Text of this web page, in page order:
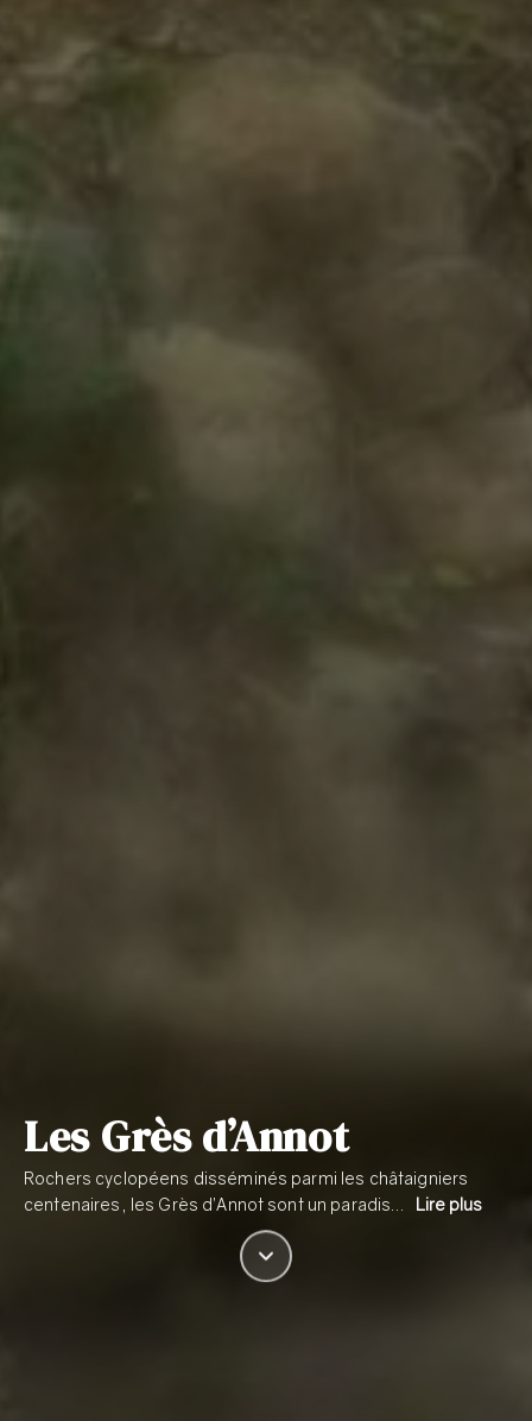
Les Grès d’Annot
Rochers cyclopéens disséminés parmi les châtaigniers
centenaires, les Grès d’Annot sont un paradis…
Lire plus